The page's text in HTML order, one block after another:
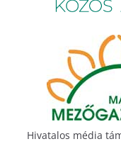
Hivatalos média